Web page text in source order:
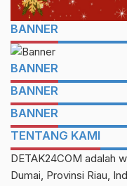
BANNER
BANNER
BANNER
BANNER
TENTANG KAMI
DETAK24COM adalah
Dumai, Provinsi Riau,